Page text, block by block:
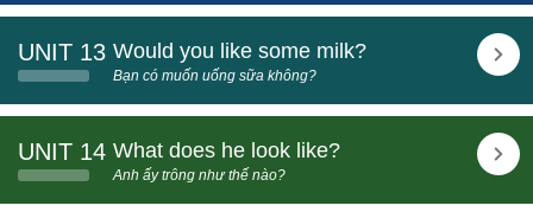
UNIT 13 Would you like some milk?
Bạn có muốn uống sữa không?
UNIT 14 What does he look like?
Anh ấy trông như thế nào?